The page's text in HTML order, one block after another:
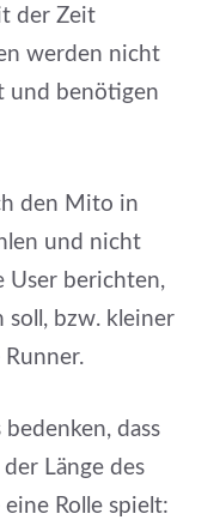
der Zeit
werden nicht
und benötigen
den Mito in
und nicht
User berichten,
soll, bzw. kleiner
dass
Länge des
Rolle spielt: